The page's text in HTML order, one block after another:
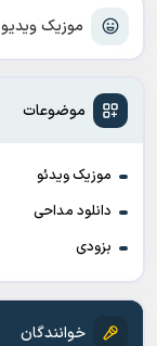
موزیک ویدیو
موضوعات
موزیک ویدئو
دانلود مداحی
بزودی
خوانندگان